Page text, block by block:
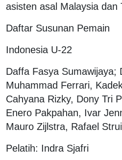
asisten asal Malaysia dan
Daftar Susunan Pemain
Indonesia U-22
Daffa Fasya Sumawijaya;
Muhammad Ferrari,
Cahyana Rizky, Dony Tri
Enero Pakpahan, Ivar
Mauro Zijlstra, Rafael
Pelatih: Indra Sjafri